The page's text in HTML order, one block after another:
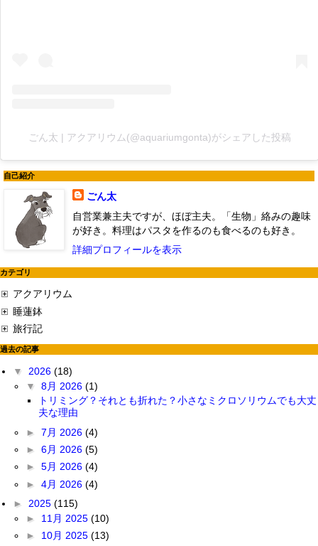
ごん太 | アクアリウム(@aquariumgonta)がシェアした投稿
自己紹介
ごん太
自営業兼主夫ですが、ほぼ主夫。「生物」絡みの趣味
が好き。料理はパスタを作るのも食べるのも好き。
詳細プロフィールを表示
カテゴリ
アクアリウム
睡蓮鉢
旅行記
過去の記事
▼ 2026 (18)
▼ 8月 2026 (1)
トリミング？それとも折れた？小さなミクロソリウムでも大丈
夫な理由
► 7月 2026 (4)
► 6月 2026 (5)
► 5月 2026 (4)
► 4月 2026 (4)
► 2025 (115)
► 11月 2025 (10)
► 10月 2025 (13)